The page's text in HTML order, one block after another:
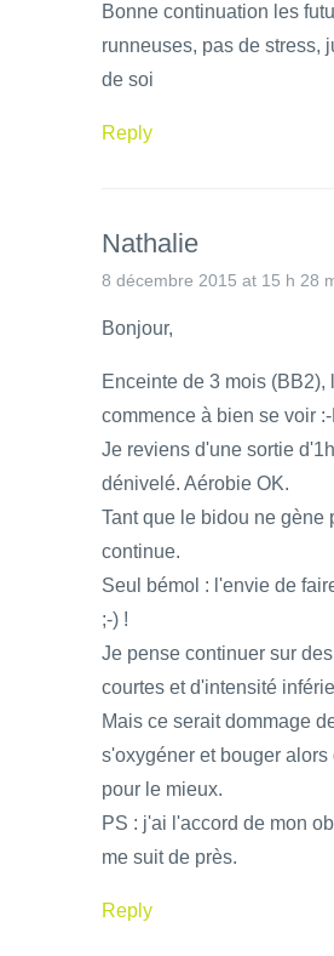
Bonne continuation les
runneuses, pas de stress,
de soi
Reply
Nathalie
8 décembre 2015 at 15 h 28
Bonjour,
Enceinte de 3 mois (BB2),
commence à bien se voir
Je reviens d'une sortie
dénivelé. Aérobie OK.
Tant que le bidou ne gène
continue.
Seul bémol : l'envie de
;-) !
Je pense continuer sur
courtes et d'intensité
Mais ce serait dommage
s'oxygéner et bouger alors
pour le mieux.
PS : j'ai l'accord de mon
me suit de près.
Reply